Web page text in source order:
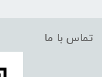
تماس با ما